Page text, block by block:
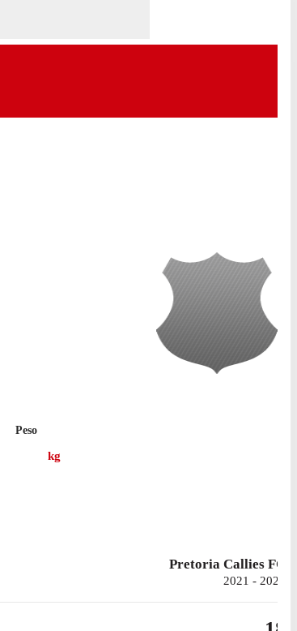
Peso
kg
Pretoria Callies FC
2021 - 2022